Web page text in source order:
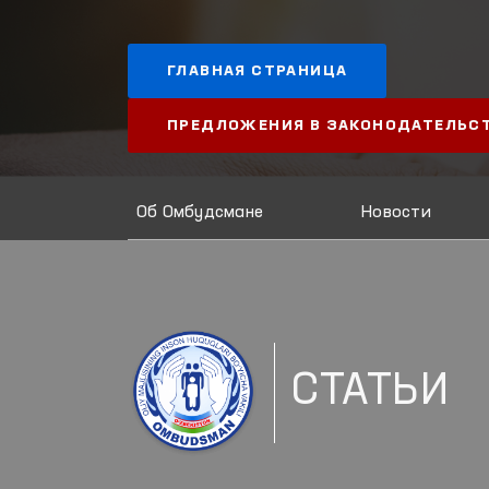
ГЛАВНАЯ СТРАНИЦА
ПРЕДЛОЖЕНИЯ В
Об Омбудсмане Новости
СТАТЬИ